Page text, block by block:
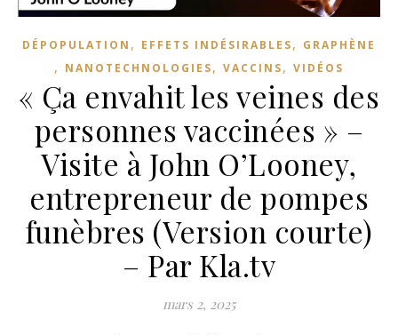
DÉPOPULATION , EFFETS INDÉSIRABLES, GRAPHÈNE
, NANOTECHNOLOGIES, VACCINS, VIDÉOS
« Ça envahit les veines des
personnes vaccinées » –
Visite à John O’Looney,
entrepreneur de pompes
funèbres (Version courte)
– Par Kla.tv
mars 2, 2025